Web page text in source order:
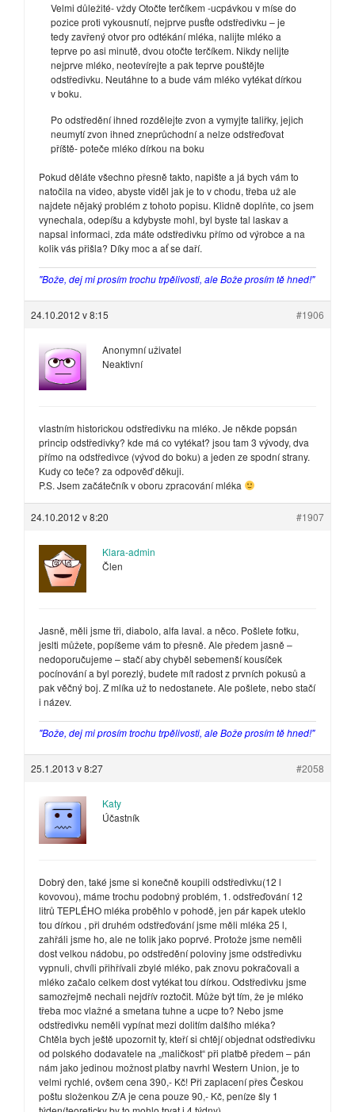
Velmi důležité- vždy Otočte terčíkem -ucpávkou v míse do
pozice proti vykousnutí, nejprve pusťte odstředivku – je
tedy zavřený otvor pro odtékání mléka, nalijte mléko a
teprve po asi minutě, dvou otočte terčíkem. Nikdy nelijte
nejprve mléko, neotevírejte a pak teprve pouštějte
odstředivku. Neutáhne to a bude vám mléko vytékat dírkou
v boku.
Po odstředění ihned rozdělejte zvon a vymyjte taliřky, jejich
neumytí zvon ihned zneprůchodní a nelze odstřeďovat
příště- poteče mléko dírkou na boku
Pokud děláte všechno přesně takto, napište a já bych vám to
natočila na video, abyste viděl jak je to v chodu, třeba už ale
najdete nějaký problém z tohoto popisu. Klidně doplňte, co jsem
vynechala, odepíšu a kdybyste mohl, byl byste tal laskav a
napsal informaci, zda máte odstředivku přímo od výrobce a na
kolik vás přišla? Díky moc a ať se daří.
"Bože, dej mi prosím trochu trpělivosti, ale Bože prosím tě hned!"
24.10.2012 v 8:15 #1906
Anonymní uživatel
Neaktivní
vlastním historickou odstředivku na mléko. Je někde popsán
princip odstředivky? kde má co vytékat? jsou tam 3 vývody, dva
přímo na odstředivce (vývod do boku) a jeden ze spodní strany.
Kudy co teče? za odpověď děkuji.
P.S. Jsem začátečník v oboru zpracování mléka
24.10.2012 v 8:20 #1907
Klara-admin
Člen
Jasně, měli jsme tři, diabolo, alfa laval. a něco. Pošlete fotku,
jeslti můžete, popíšeme vám to přesně. Ale předem jasně –
nedoporučujeme – stačí aby chyběl sebemenší kousíček
pocínování a byl porezlý, budete mít radost z prvních pokusů a
pak věčný boj. Z mlíka už to nedostanete. Ale pošlete, nebo stačí
i název.
"Bože, dej mi prosím trochu trpělivosti, ale Bože prosím tě hned!"
25.1.2013 v 8:27 #2058
Katy
Účastník
Dobrý den, také jsme si konečně koupili odstředivku(12 l
kovovou), máme trochu podobný problém, 1. odstřeďování 12
litrů TEPLÉHO mléka proběhlo v pohodě, jen pár kapek uteklo
tou dírkou , při druhém odstřeďování jsme měli mléka 25 l,
zahřáli jsme ho, ale ne tolik jako poprvé. Protože jsme neměli
dost velkou nádobu, po odstředění poloviny jsme odstředivku
vypnuli, chvíli přihřívali zbylé mléko, pak znovu pokračovali a
mléko začalo celkem dost vytékat tou dírkou. Odstředivku jsme
samozřejmě nechali nejdřív roztočit. Může být tím, že je mléko
třeba moc vlažné a smetana tuhne a ucpe to? Nebo jsme
odstředivku neměli vypínat mezi dolitím dalšího mléka?
Chtěla bych ještě upozornit ty, kteří si chtějí objednat odstředivku
od polského dodavatele na „maličkost“ při platbě předem – pán
nám jako jedinou možnost platby navrhl Western Union, je to
velmi rychlé, ovšem cena 390,- Kč! Při zaplacení přes Českou
poštu složenkou Z/A je cena pouze 90,- Kč, peníze šly 1